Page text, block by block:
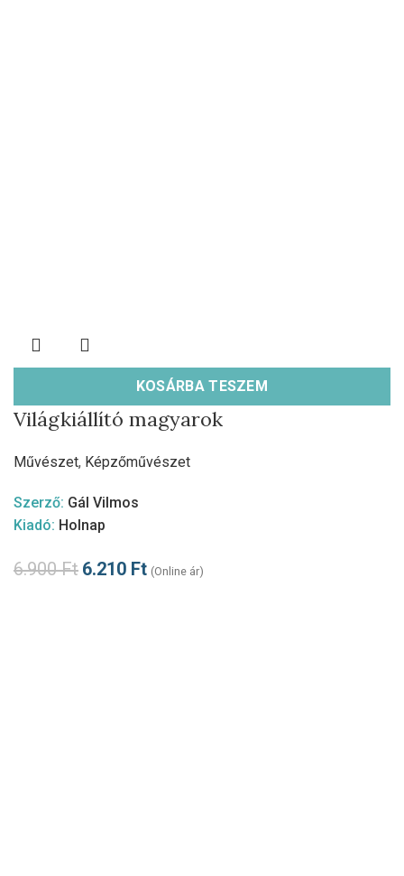
KOSÁRBA TESZEM
Világkiállító magyarok
Művészet, Képzőművészet
Szerző: Gál Vilmos
Kiadó: Holnap
6.900Ft 6.210 Ft (Online ár)